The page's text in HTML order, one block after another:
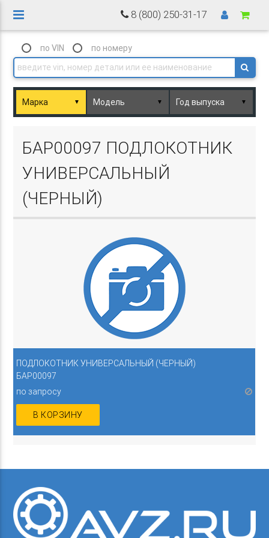
8 (800) 250-31-17
по VIN по номеру
▼ ▼ ▼
БАР00097 ПОДЛОКОТНИК
УНИВЕРСАЛЬНЫЙ
(ЧЕРНЫЙ)
ПОДЛОКОТНИК УНИВЕРСАЛЬНЫЙ (ЧЕРНЫЙ)
БАР00097
по запросу
В КОРЗИНУ